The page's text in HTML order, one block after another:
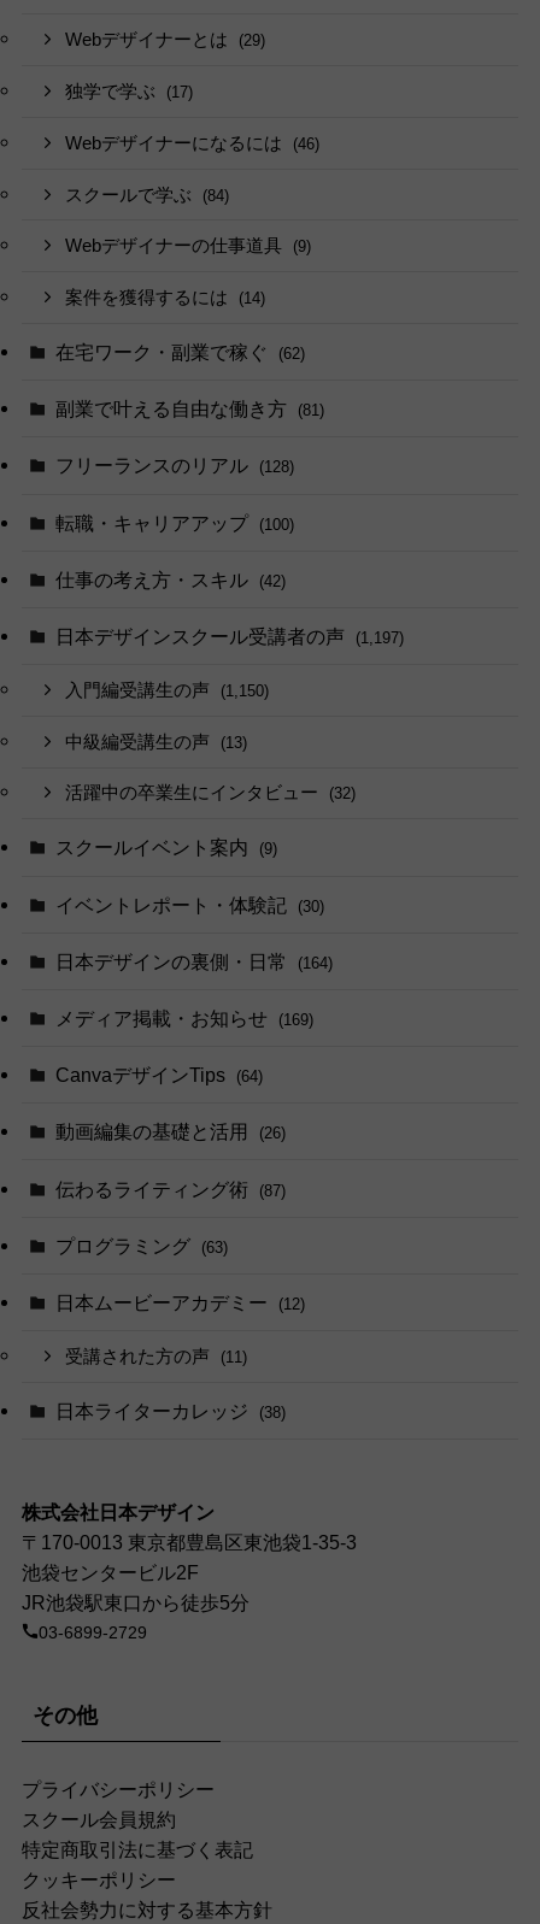
Webデザイナーとは (29)
独学で学ぶ (17)
Webデザイナーになるには (46)
スクールで学ぶ (84)
Webデザイナーの仕事道具 (9)
案件を獲得するには (14)
在宅ワーク・副業で稼ぐ (62)
副業で叶える自由な働き方 (81)
フリーランスのリアル (128)
転職・キャリアアップ (100)
仕事の考え方・スキル (42)
日本デザインスクール受講者の声 (1,197)
入門編受講生の声 (1,150)
中級編受講生の声 (13)
活躍中の卒業生にインタビュー (32)
スクールイベント案内 (9)
イベントレポート・体験記 (30)
日本デザインの裏側・日常 (164)
メディア掲載・お知らせ (169)
CanvaデザインTips (64)
動画編集の基礎と活用 (26)
伝わるライティング術 (87)
プログラミング (63)
日本ムービーアカデミー (12)
受講された方の声 (11)
日本ライターカレッジ (38)
株式会社日本デザイン
〒170-0013 東京都豊島区東池袋1-35-3
池袋センタービル2F
JR池袋駅東口から徒歩5分
03-6899-2729
その他
プライバシーポリシー
スクール会員規約
特定商取引法に基づく表記
クッキーポリシー
反社会勢力に対する基本方針